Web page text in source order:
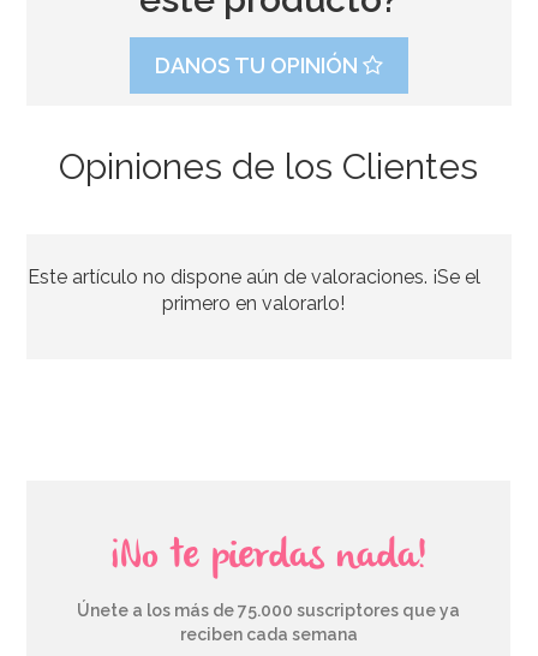
37,95€ 33,39€
DANOS TU OPINIÓN
Opiniones de los Clientes
Este artículo no dispone aún de valoraciones. ¡Se el
primero en valorarlo!
¡No te pierdas nada!
Únete a los más de 75.000 suscriptores que ya
reciben cada semana